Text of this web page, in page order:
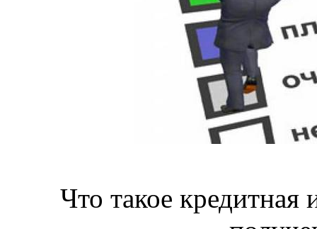
Что такое кредитная